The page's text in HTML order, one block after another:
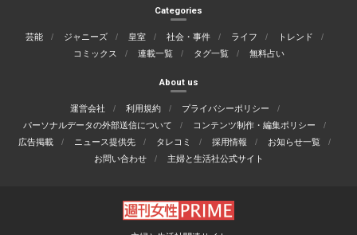
Categories
芸能 ジャニーズ 皇室 社会・事件 ライフ
トレンド
コミックス
連載一覧 タグ一覧 無料占い
About us
運営会社 利用規約
プライバシーポリシー
パーソナルデータの外部送信について
コンテンツ制作・編集ポリシー
広告掲載
ニュース提供先 タレコミ 採用情報
お知らせ一覧
お問い合わせ
主婦と生活社公式サイト